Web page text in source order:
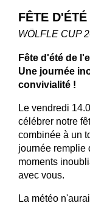
LES
CARRIÈRE
FÊTE D'ÉTÉ
WÖLFLE CUP
Fête d'été de
Une journée
convivialité !
Le vendredi
célébrer notre
combinée à un
journée remplie
moments
avec vous.
La météo